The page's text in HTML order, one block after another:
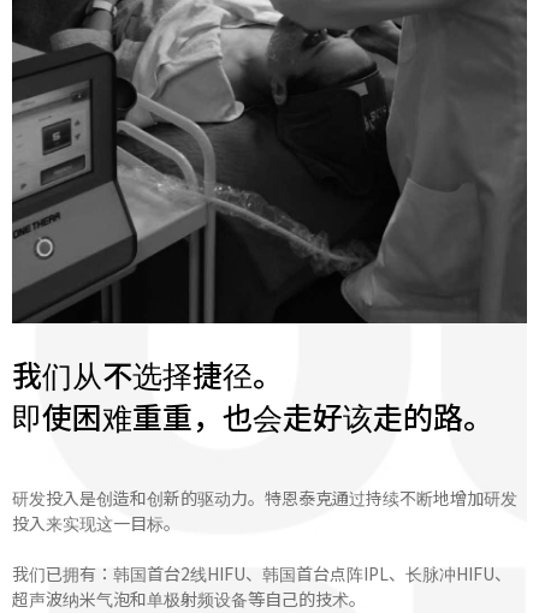
我们从不选择捷径。
即使困难重重，也会走好该走的路。
研发投入是创造和创新的驱动力。特恩泰克通过持续不断地增加研发
投入来实现这一目标。
我们已拥有：韩国首台2线HIFU、韩国首台点阵IPL、长脉冲HIFU、
超声波纳米气泡和单极射频设备等自己的技术。